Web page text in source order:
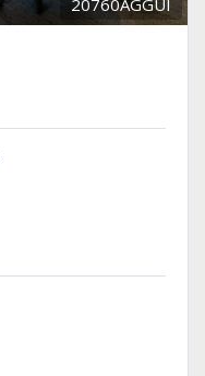
20760AGGUI